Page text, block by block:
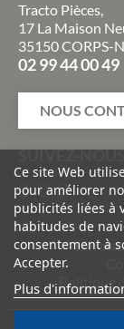
Tracto Pièces,
17 La Maison
35150 CORPS-
02 99 44 00 49
NOUS
SUIVEZ-
Politique
Ce site Web
pour améliorer
publicités liées à
habitudes de
consentement à
Accepter.
Plus